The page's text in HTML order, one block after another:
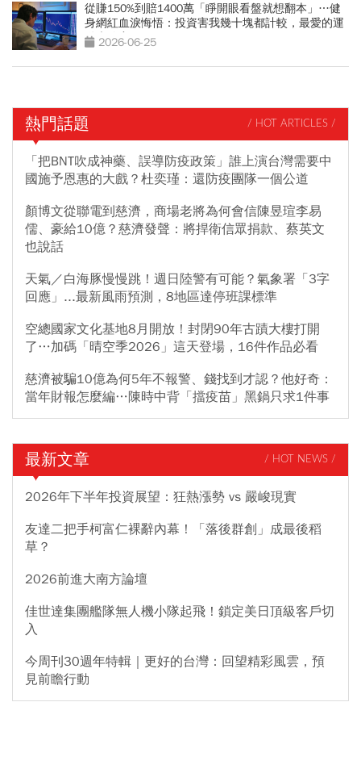
從賺150%到賠1400萬「睜開眼看盤就想翻本」…健
身網紅血淚悔悟：投資害我幾十塊都計較，最愛的運
動也放棄
2026-06-25
熱門話題 / HOT ARTICLES /
「把BNT吹成神藥、誤導防疫政策」誰上演台灣需要中
國施予恩惠的大戲？杜奕瑾：還防疫團隊一個公道
顏博文從聯電到慈濟，商場老將為何會信陳昱瑄李易
儒、豪給10億？慈濟發聲：將捍衛信眾捐款、蔡英文
也說話
天氣／白海豚慢慢跳！週日陸警有可能？氣象署「3字
回應」...最新風雨預測，8地區達停班課標準
空總國家文化基地8月開放！封閉90年古蹟大樓打開
了…加碼「晴空季2026」這天登場，16件作品必看
慈濟被騙10億為何5年不報警、錢找到才認？他好奇：
當年財報怎麼編…陳時中背「擋疫苗」黑鍋只求1件事
最新文章 / HOT NEWS /
2026年下半年投資展望：狂熱漲勢 vs 嚴峻現實
友達二把手柯富仁裸辭內幕！「落後群創」成最後稻
草？
2026前進大南方論壇
佳世達集團艦隊無人機小隊起飛！鎖定美日頂級客戶切
入
今周刊30週年特輯｜更好的台灣：回望精彩風雲，預
見前瞻行動